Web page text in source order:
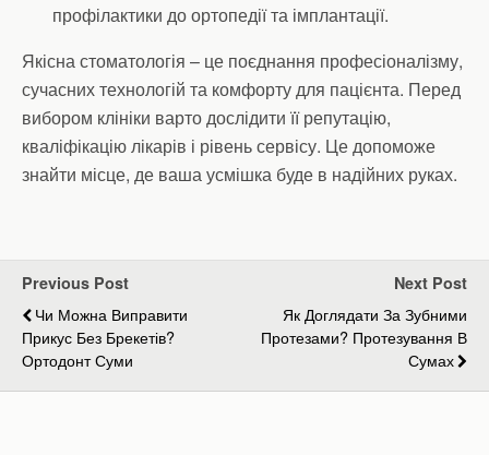
профілактики до ортопедії та імплантації.
Якісна стоматологія – це поєднання професіоналізму,
сучасних технологій та комфорту для пацієнта. Перед
вибором клініки варто дослідити її репутацію,
кваліфікацію лікарів і рівень сервісу. Це допоможе
знайти місце, де ваша усмішка буде в надійних руках.
Previous Post
Чи Можна Виправити
Прикус Без Брекетів?
Ортодонт Суми
Next Post
Як Доглядати За Зубними
Протезами? Протезування В
Сумах